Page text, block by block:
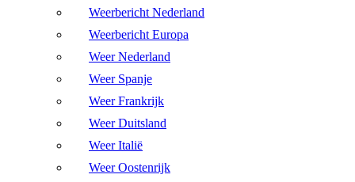
Weerbericht Nederland
Weerbericht Europa
Weer Nederland
Weer Spanje
Weer Frankrijk
Weer Duitsland
Weer Italië
Weer Oostenrijk